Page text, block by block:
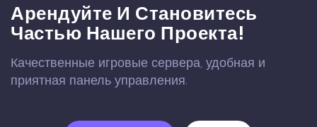
Арендуйте И Становитесь
Частью Нашего Проекта!
Качественные игровые сервера, удобная и
приятная панель управления.